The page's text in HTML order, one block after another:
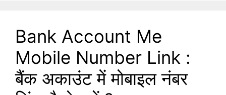
Bank Account Me
Mobile Number Link :
बैंक अकाउंट में मोबाइल नंबर